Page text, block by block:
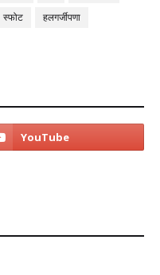
स्फोट
हलगर्जीपणा